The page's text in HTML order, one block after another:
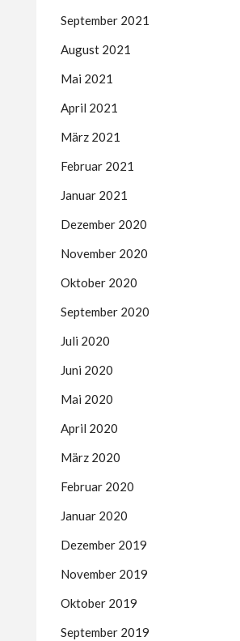
September 2021
August 2021
Mai 2021
April 2021
März 2021
Februar 2021
Januar 2021
Dezember 2020
November 2020
Oktober 2020
September 2020
Juli 2020
Juni 2020
Mai 2020
April 2020
März 2020
Februar 2020
Januar 2020
Dezember 2019
November 2019
Oktober 2019
September 2019